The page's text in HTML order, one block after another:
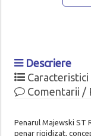
Descriere
Caracteristici
Comentarii /
Penarul Majewski ST
penar rigidizat,